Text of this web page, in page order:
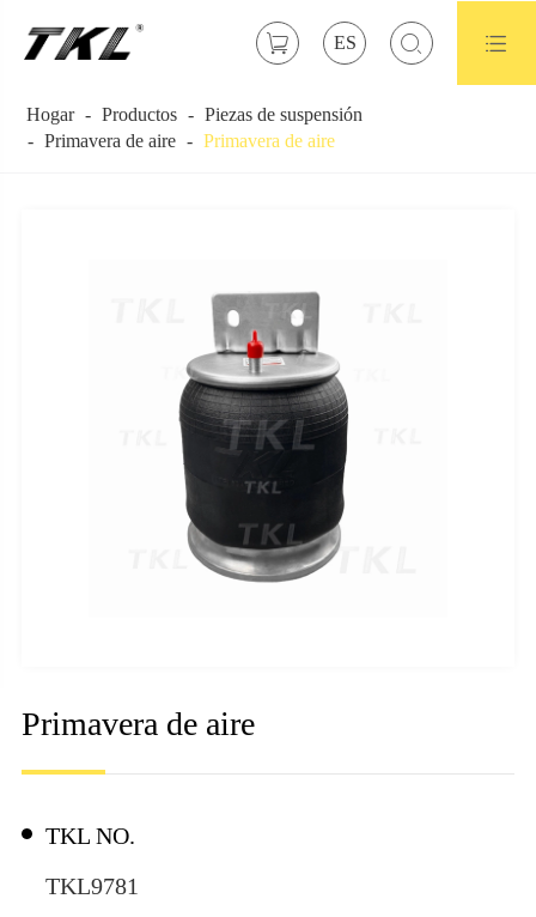
 ES  
Hogar Productos
Piezas de suspensión
Primavera de aire
Primavera de aire
Primavera de aire
TKL NO.
TKL9781